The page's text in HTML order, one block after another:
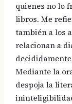
quienes no lo
libros. Me
también a los
relacionan a
Mediante la
despoja la